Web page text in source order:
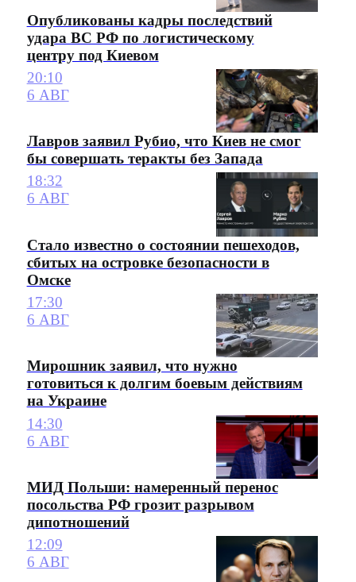
Опубликованы кадры последствий
удара ВС РФ по логистическому
центру под Киевом
20:10
6 АВГ
Лавров заявил Рубио, что Киев не смог
бы совершать теракты без Запада
18:32
6 АВГ
Стало известно о состоянии пешеходов,
сбитых на островке безопасности в
Омске
17:30
6 АВГ
Мирошник заявил, что нужно
готовиться к долгим боевым действиям
на Украине
14:30
6 АВГ
МИД Польши: намеренный перенос
посольства РФ грозит разрывом
дипотношений
12:09
6 АВГ